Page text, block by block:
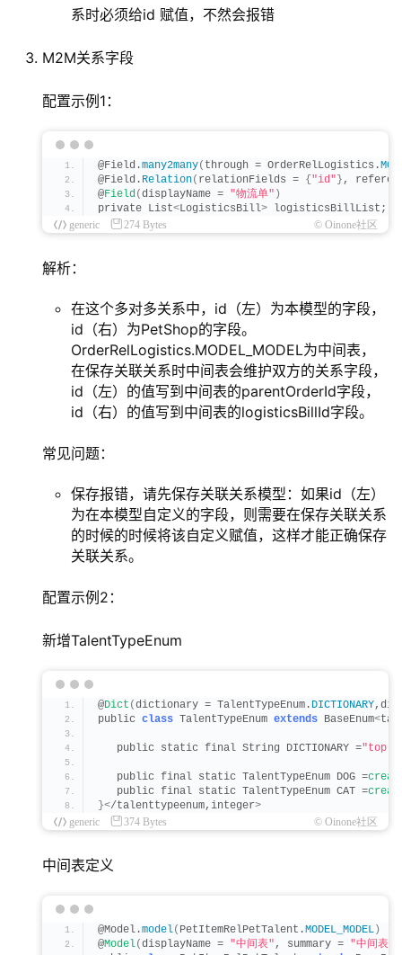
系时必须给id 赋值，不然会报错
M2M关系字段
配置示例1：
@Field.many2many( through = OrderRelLogistics.
@Field. Relation( relationFields = { "id" } ,
@Field(displayName = "物流单" )
private List<LogisticsBill> logisticsBillList;
generic
274 Bytes © Oinone社区
解析：
在这个多对多关系中，id（左）为本模型的字段，
id（右）为PetShop的字段。
OrderRelLogistics.MODEL_MODEL为中间表，
在保存关联关系时中间表会维护双方的关系字段，
id（左）的值写到中间表的parentOrderId字段，
id（右）的值写到中间表的logisticsBillId字段。
常见问题：
保存报错，请先保存关联关系模型：如果id（左）
为在本模型自定义的字段，则需要在保存关联关系
的时候的时候将该自定义赋值，这样才能正确保存
关联关系。
配置示例2：
新增TalentTypeEnum
@Dict (dictionary = TalentTypeEnum. DICTIONARY
public class TalentTypeEnum extends BaseEnum<
   public static final String DICTIONARY =
   public final static TalentTypeEnum DOG =
   public final static TalentTypeEnum CAT =
}</talenttypeenum,integer>
generic
374 Bytes © Oinone社区
中间表定义
@Model.model( PetItemRelPetTalent.MODEL_MODEL )
@Model(displayName = "中间表" , summary = "中间表"